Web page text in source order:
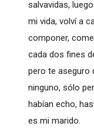
salvavidas,
mi vida, volví a
componer,
cada dos fines
pero te aseguro
ninguno, sólo
habían echo,
es mi marido.